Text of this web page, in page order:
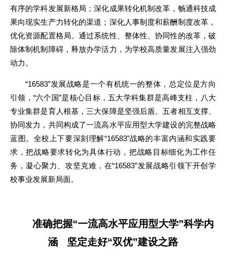
有序的学科发展新格局；深化成果转化机制改革，畅通科技成
果向现实生产力转化的渠道；深化人事制度和薪酬制度改革，
优化资源配置格局。通过系统性、整体性、协同性的改革，破
除体制机制障碍，释放办学活力，为学校高质量发展注入强劲
动力。
“16583”发展战略是一个有机统一的整体，总定位是方向
引领，“六个国”是核心目标，五大学科集群是高峰支柱，八大
专业集群是育人根基，三大保障是坚强后盾。五者相互支撑、
协同发力，共同构成了一流高水平应用型大学建设的完整战略
蓝图。全校上下要深刻理解“16583”战略的丰富内涵和实践要
求，把战略要求转化为具体行动，把战略目标细化为工作任
务，凝心聚力、攻坚克难，在“16583”发展战略引领下开创学
校事业发展新局面。
准确把握“一流高水平应用型大学”科学内
涵 坚定走好“双优”建设之路